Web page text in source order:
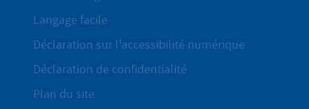
Langage facile
Déclaration sur l'accessibilité numérique
Déclaration de confidentialité
Plan du site